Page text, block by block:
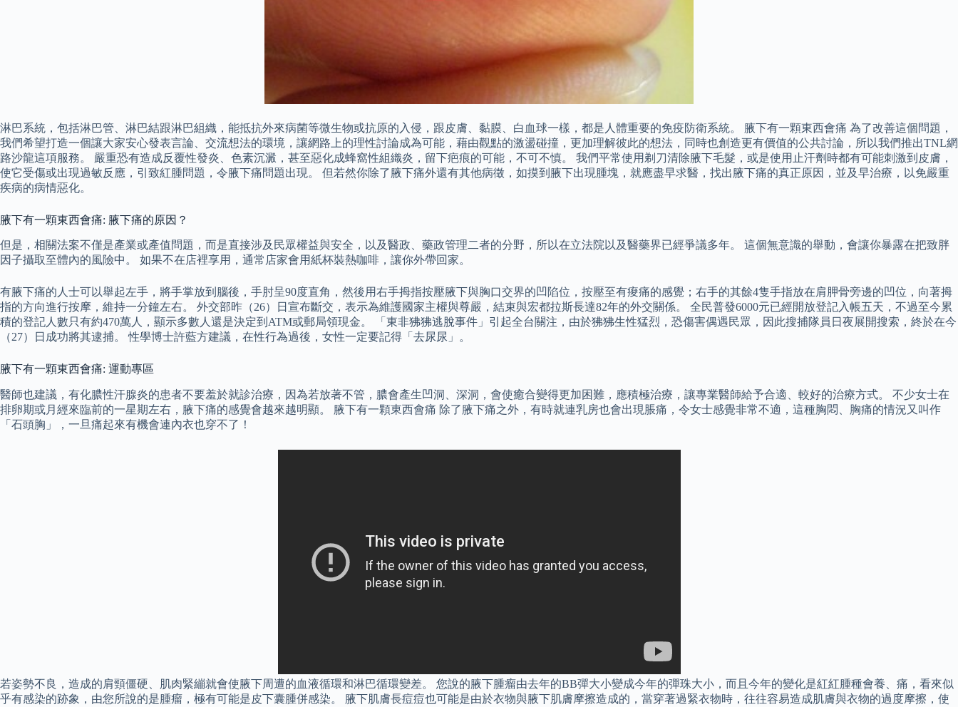
淋巴系統，包括淋巴管、淋巴結跟淋巴組織，能抵抗外來病菌等微生物或抗原的入侵，跟皮膚、黏膜、白血球一樣，都是人體重要的免疫防衛系統。 腋下有一顆東西會痛 為了改善這個問題，
我們希望打造一個讓大家安心發表言論、交流想法的環境，讓網路上的理性討論成為可能，藉由觀點的激盪碰撞，更加理解彼此的想法，同時也創造更有價值的公共討論，所以我們推出TNL網
路沙龍這項服務。 嚴重恐有造成反覆性發炎、色素沉澱，甚至惡化成蜂窩性組織炎，留下疤痕的可能，不可不慎。 我們平常使用剃刀清除腋下毛髮，或是使用止汗劑時都有可能刺激到皮膚，
使它受傷或出現過敏反應，引致紅腫問題，令腋下痛問題出現。 但若然你除了腋下痛外還有其他病徵，如摸到腋下出現腫塊，就應盡早求醫，找出腋下痛的真正原因，並及早治療，以免嚴重
疾病的病情惡化。
腋下有一顆東西會痛: 腋下痛的原因？
但是，相關法案不僅是產業或產值問題，而是直接涉及民眾權益與安全，以及醫政、藥政管理二者的分野，所以在立法院以及醫藥界已經爭議多年。 這個無意識的舉動，會讓你暴露在把致胖
因子攝取至體內的風險中。 如果不在店裡享用，通常店家會用紙杯裝熱咖啡，讓你外帶回家。
有腋下痛的人士可以舉起左手，將手掌放到腦後，手肘呈90度直角，然後用右手拇指按壓腋下與胸口交界的凹陷位，按壓至有痠痛的感覺；右手的其餘4隻手指放在肩胛骨旁邊的凹位，向著拇
指的方向進行按摩，維持一分鐘左右。 外交部昨（26）日宣布斷交，表示為維護國家主權與尊嚴，結束與宏都拉斯長達82年的外交關係。 全民普發6000元已經開放登記入帳五天，不過至今累
積的登記人數只有約470萬人，顯示多數人還是決定到ATM或郵局領現金。 「東非狒狒逃脫事件」引起全台關注，由於狒狒生性猛烈，恐傷害偶遇民眾，因此搜捕隊員日夜展開搜索，終於在今
（27）日成功將其逮捕。 性學博士許藍方建議，在性行為過後，女性一定要記得「去尿尿」。
腋下有一顆東西會痛: 運動專區
醫師也建議，有化膿性汗腺炎的患者不要羞於就診治療，因為若放著不管，膿會產生凹洞、深洞，會使癒合變得更加困難，應積極治療，讓專業醫師給予合適、較好的治療方式。 不少女士在
排卵期或月經來臨前的一星期左右，腋下痛的感覺會越來越明顯。 腋下有一顆東西會痛 除了腋下痛之外，有時就連乳房也會出現脹痛，令女士感覺非常不適，這種胸悶、胸痛的情況又叫作
「石頭胸」，一旦痛起來有機會連內衣也穿不了！
若姿勢不良，造成的肩頸僵硬、肌肉緊繃就會使腋下周遭的血液循環和淋巴循環變差。 您說的腋下腫瘤由去年的BB彈大小變成今年的彈珠大小，而且今年的變化是紅紅腫種會養、痛，看來似
乎有感染的跡象，由您所說的是腫瘤，極有可能是皮下囊腫併感染。 腋下肌膚長痘痘也可能是由於衣物與腋下肌膚摩擦造成的，當穿著過緊衣物時，往往容易造成肌膚與衣物的過度摩擦，使